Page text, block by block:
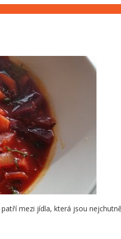
mezi jídla, která jsou